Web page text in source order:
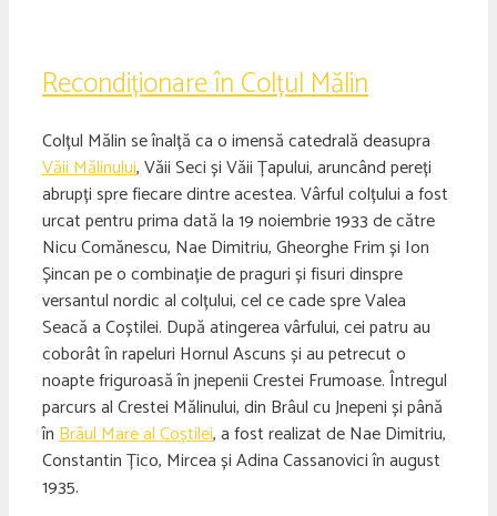
Recondiționare în Colțul Mălin
Colțul Mălin se înalță ca o imensă catedrală deasupra
Văii Mălinului, Văii Seci și Văii Țapului, aruncând pereți
abrupți spre fiecare dintre acestea. Vârful colțului a fost
urcat pentru prima dată la 19 noiembrie 1933 de către
Nicu Comănescu, Nae Dimitriu, Gheorghe Frim și Ion
Șincan pe o combinație de praguri și fisuri dinspre
versantul nordic al colțului, cel ce cade spre Valea
Seacă a Coștilei. După atingerea vârfului, cei patru au
coborât în rapeluri Hornul Ascuns și au petrecut o
noapte friguroasă în jnepenii Crestei Frumoase. Întregul
parcurs al Crestei Mălinului, din Brâul cu Jnepeni și până
înBrâul Mare al Coștilei, a fost realizat de Nae Dimitriu,
Constantin Țico, Mircea și Adina Cassanovici în august
1935.